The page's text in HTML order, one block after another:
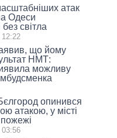
атак
Одеси
світла
12:22
що йому
НМТ:
можливу
опинився
атакою, у місті
03:56